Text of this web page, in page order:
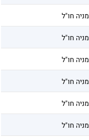
מניה חו"ל
מניה חו"ל
מניה חו"ל
מניה חו"ל
מניה חו"ל
מניה חו"ל